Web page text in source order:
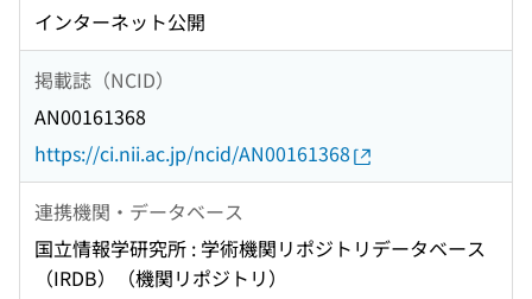
インターネット公開
掲載誌（NCID）
AN00161368
https://ci.nii.ac.jp/ncid/AN00161368
連携機関・データベース
国立情報学研究所 : 学術機関リポジトリデータベース
（IRDB）（機関リポジトリ）